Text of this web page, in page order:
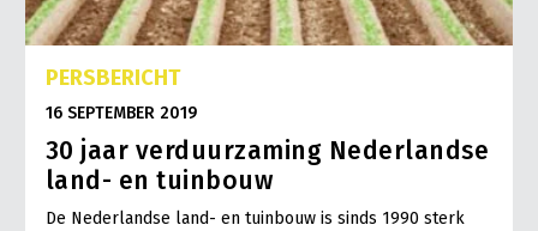
PERSBERICHT
16 SEPTEMBER 2019
30 jaar verduurzaming Nederlandse
land- en tuinbouw
De Nederlandse land- en tuinbouw is sinds 1990 sterk